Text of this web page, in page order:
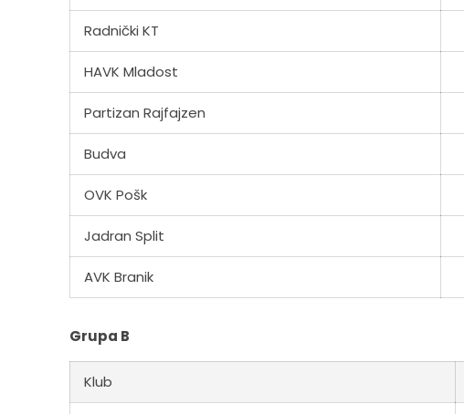
Radnički KT
HAVK Mladost
Partizan Rajfajzen
Budva
OVK Pošk
Jadran Split
AVK Branik
Grupa B
Klub